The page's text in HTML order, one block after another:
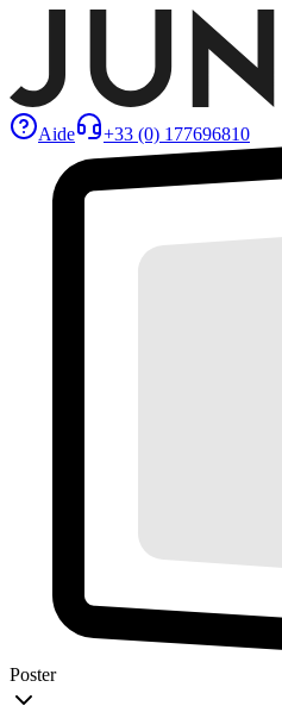
Aide +33 (0) 177696810
Poster